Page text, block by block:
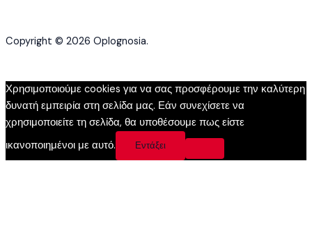
Copyright © 2026 Oplognosia.
Χρησιμοποιούμε cookies για να σας προσφέρουμε την καλύτερη
δυνατή εμπειρία στη σελίδα μας. Εάν συνεχίσετε να
χρησιμοποιείτε τη σελίδα, θα υποθέσουμε πως είστε
ικανοποιημένοι με αυτό.
Εντάξει